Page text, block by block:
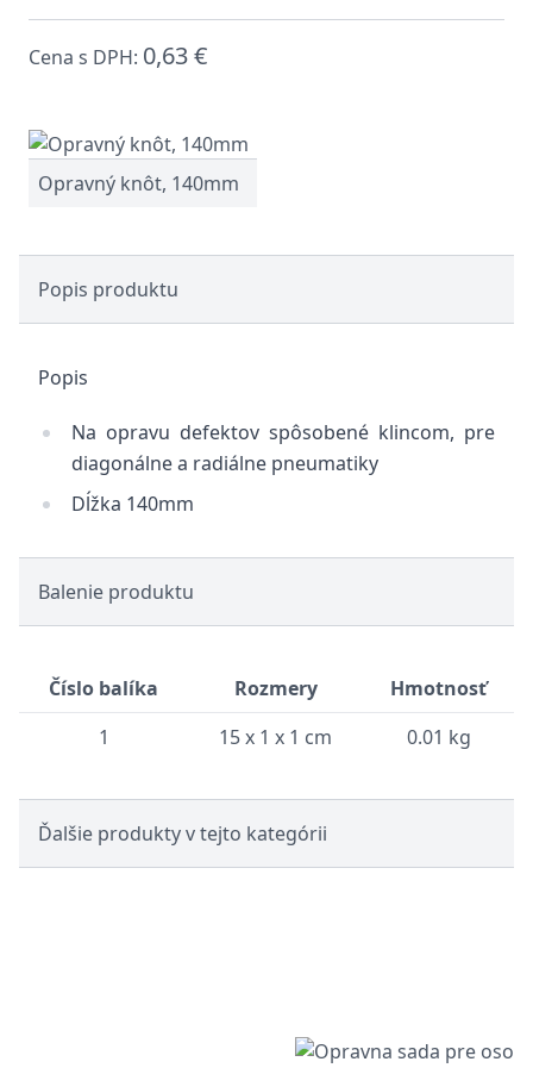
Cena s DPH: 0,63 €
Opravný knôt, 140mm
Popis produktu
Popis
Na opravu defektov spôsobené klincom, pre
diagonálne a radiálne pneumatiky
Dĺžka 140mm
Balenie produktu
Číslo balíka Rozmery
Hmotnosť
1
15 x 1 x 1 cm 0.01 kg
Ďalšie produkty v tejto kategórii